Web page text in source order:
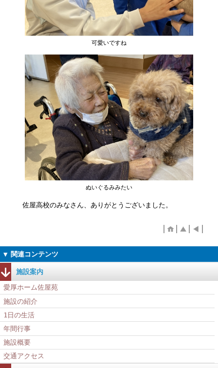
可愛いですね
ぬいぐるみみたい
佐屋高校のみなさん、ありがとうございました。
施設案内
愛厚ホーム佐屋苑
施設の紹介
1日の生活
年間行事
施設概要
交通アクセス